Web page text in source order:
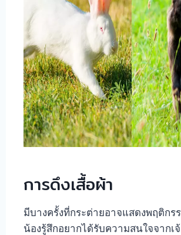
การดึงเสื้อผ้า
มีบางครั้งที่กระต่ายอาจแสดงพฤติกร
น้องรู้สึกอยากได้รับความสนใจจากเ